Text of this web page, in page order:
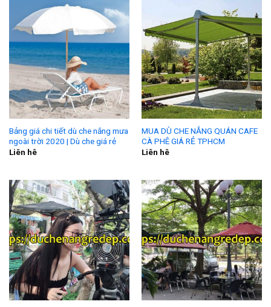
Bảng giá chi tiết dù che nắng mưa
ngoài trời 2020 | Dù che giá rẻ
Liên hê
MUA DÙ CHE NẮNG QUÁN CAFE
CÀ PHÊ GIÁ RẺ TPHCM
Liên hê